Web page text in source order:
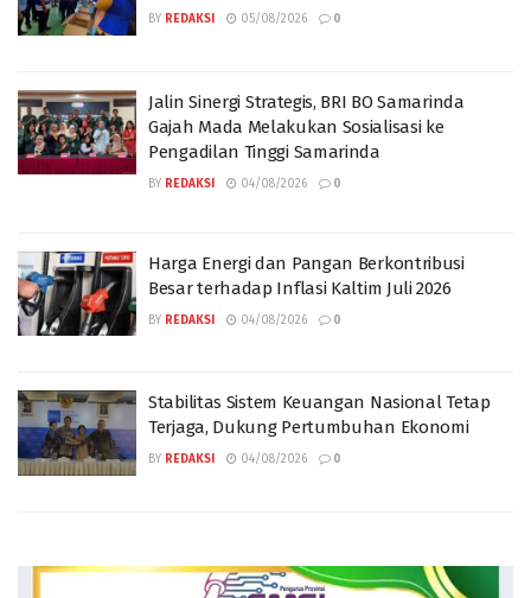
BY REDAKSI 05/08/2026 0
Jalin Sinergi Strategis, BRI BO Samarinda
Gajah Mada Melakukan Sosialisasi ke
Pengadilan Tinggi Samarinda
BY REDAKSI 04/08/2026 0
Harga Energi dan Pangan Berkontribusi
Besar terhadap Inflasi Kaltim Juli 2026
BY REDAKSI 04/08/2026 0
Stabilitas Sistem Keuangan Nasional Tetap
Terjaga, Dukung Pertumbuhan Ekonomi
BY REDAKSI 04/08/2026 0